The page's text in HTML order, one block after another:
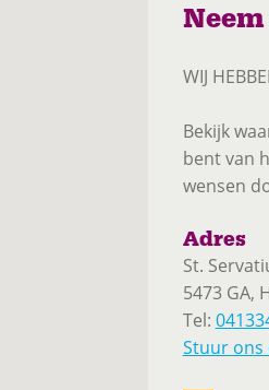
WIJ
Bekijk
bent van
wensen
Adres
St.
5473 GA,
Tel:
Stuur ons